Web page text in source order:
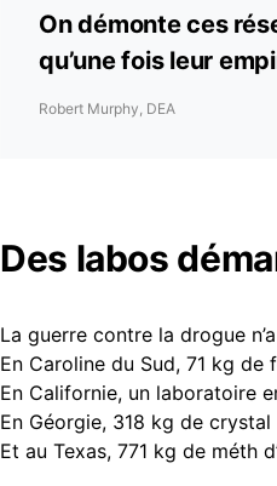
On démonte ces
qu’une fois leur
Robert Murphy, DEA
Des labos
La guerre contre la drogue
En Caroline du Sud, 71 kg de
En Californie, un laboratoire
En Géorgie, 318 kg de
Et au Texas, 771 kg de méth